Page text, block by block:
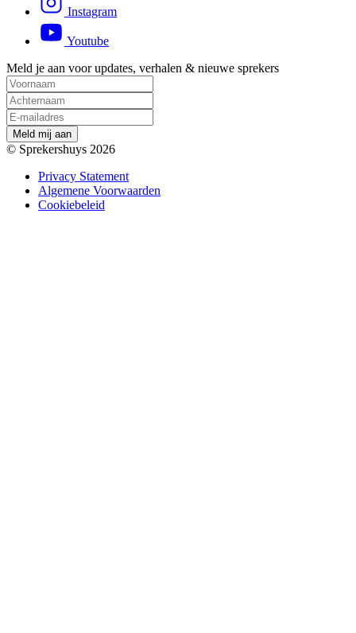
Instagram
Youtube
Meld je aan voor updates, verhalen & nieuwe sprekers
Meld mij aan
© Sprekershuys 2026
Privacy Statement
Algemene Voorwaarden
Cookiebeleid